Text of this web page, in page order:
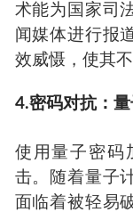
术能为国家司
闻媒体进行报
效威慑，使其
4.密码对抗：
使用量子密码
击。随着量子
面临着被轻易